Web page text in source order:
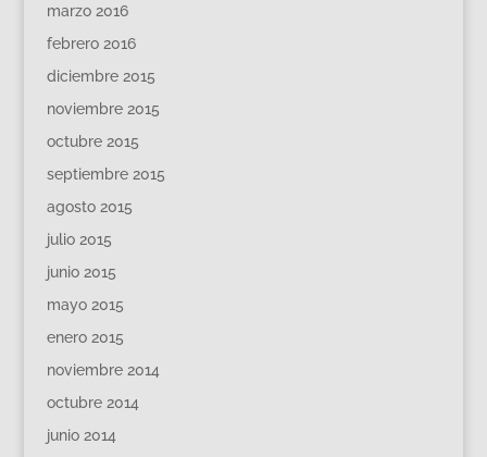
marzo 2016
febrero 2016
diciembre 2015
noviembre 2015
octubre 2015
septiembre 2015
agosto 2015
julio 2015
junio 2015
mayo 2015
enero 2015
noviembre 2014
octubre 2014
junio 2014